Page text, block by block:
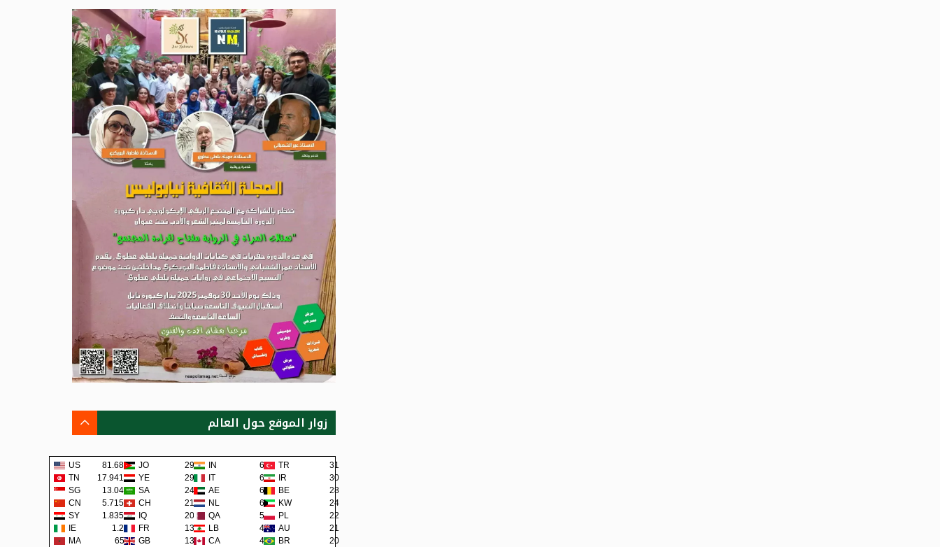
زوار الموقع حول العالم
US 81.68K JO 293 IN 69 TR
31
TN
17.941K YE 290 IT 62 IR
30
SG
13.04K SA 242 AE 62 BE
28
CN
5.715K CH 219 NL 60 KW
24
SY
1.835K IQ 200 QA 57 PL
22
IE
1.2K FR 138 LB 48 AU
21
MA
659 GB 133 CA 45 BR
20